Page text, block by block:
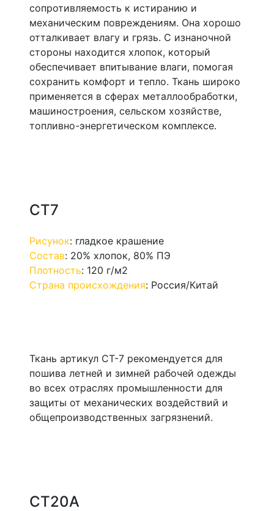
сопротивляемость к истиранию и
механическим повреждениям. Она хорошо
отталкивает влагу и грязь. С изнаночной
стороны находится хлопок, который
обеспечивает впитывание влаги, помогая
сохранить комфорт и тепло. Ткань широко
применяется в сферах металлообработки,
машиностроения, сельском хозяйстве,
топливно-энергетическом комплексе.
СТ7
Рисунок: гладкое крашение
Состав: 20% хлопок, 80% ПЭ
Плотность: 120 г/м2
Страна происхождения: Россия/Китай
Ткань артикул СТ-7 рекомендуется для
пошива летней и зимней рабочей одежды
во всех отраслях промышленности для
защиты от механических воздействий и
общепроизводственных загрязнений.
СТ20А